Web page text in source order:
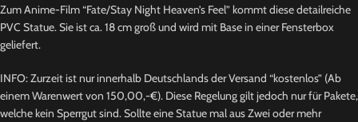
Zum Anime-Film “Fate/Stay Night Heaven’s Feel” kommt diese detailreiche
PVC Statue. Sie ist ca. 18 cm groß und wird mit Base in einer Fensterbox
geliefert.
INFO: Zurzeit ist nur innerhalb Deutschlands der Versand “kostenlos” (Ab
einem Warenwert von 150,00,-€). Diese Regelung gilt jedoch nur für Pakete,
welche kein Sperrgut sind. Sollte eine Statue mal aus Zwei oder mehr